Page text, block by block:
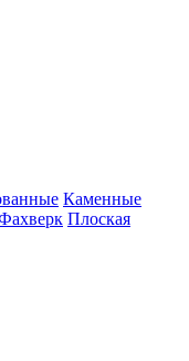
Каменные
Плоская